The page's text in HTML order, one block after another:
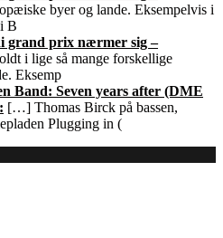
byer og lande. Eksempelvis i
B
grand prix nærmer sig –
i lige så mange forskellige
Eksemp
Band: Seven years after (DME
[…] Thomas Birck på bassen,
Plugging in (